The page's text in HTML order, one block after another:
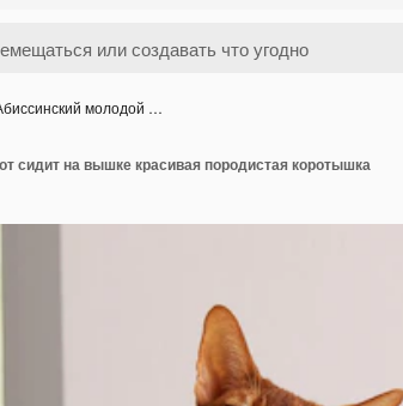
молодой …
сидит на вышке красивая породистая коротышка